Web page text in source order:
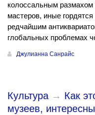
колоссальным
мастеров, иные
редчайшим
глобальных проблемах
Джулианна Санрайс
Культура → Как
музеев,